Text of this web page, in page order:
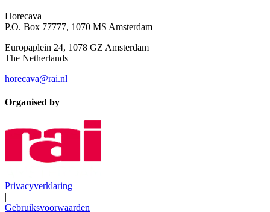
Horecava
P.O. Box 77777, 1070 MS Amsterdam
Europaplein 24, 1078 GZ Amsterdam
The Netherlands
horecava@rai.nl
Organised by
Privacyverklaring
|
Gebruiksvoorwaarden